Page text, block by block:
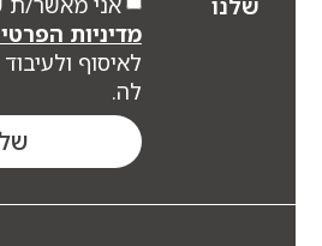
מדיניות הפרטיות
לאיסוף ולעיבוד